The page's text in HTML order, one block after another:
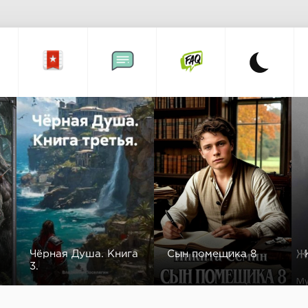
Чёрная Душа. Книга
3.
Сын помещика 8